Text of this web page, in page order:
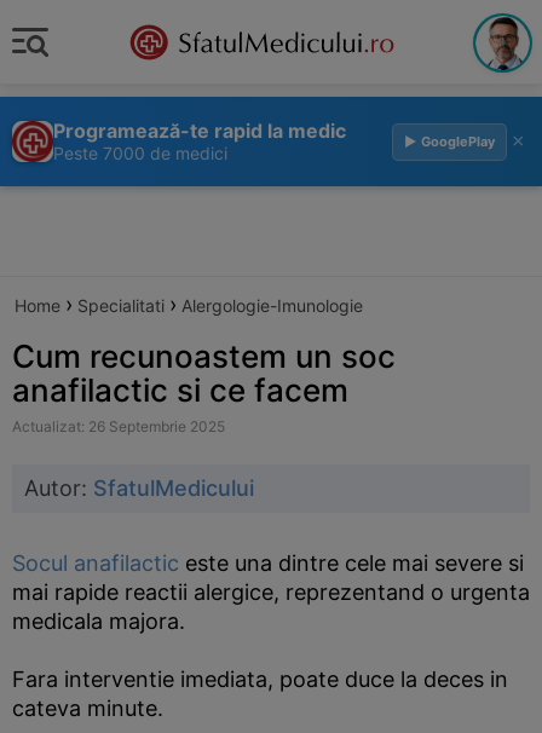
Programează-te rapid la medic
Peste 7000 de medici
▶ GooglePlay ×
Home › Specialitati › Alergologie-Imunologie
Cum recunoastem un soc
anafilactic si ce facem
Actualizat: 26 Septembrie 2025
Autor: SfatulMedicului
Socul anafilactic este una dintre cele mai severe si
mai rapide reactii alergice, reprezentand o urgenta
medicala majora.
Fara interventie imediata, poate duce la deces in
cateva minute.